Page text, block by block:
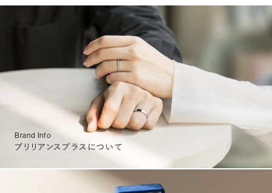
Brand Info
ブリリアンスプラスについて